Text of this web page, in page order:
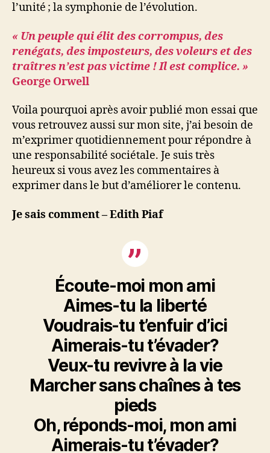
l’unité ; la symphonie de l’évolution.
« Un peuple qui élit des corrompus, des
renégats, des imposteurs, des voleurs et des
traîtres n’est pas victime ! Il est complice. »
George Orwell
Voila pourquoi après avoir publié mon essai que
vous retrouvez aussi sur mon site, j’ai besoin de
m’exprimer quotidiennement pour répondre à
une responsabilité sociétale. Je suis très
heureux si vous avez les commentaires à
exprimer dans le but d’améliorer le contenu.
Je sais comment – Edith Piaf
Écoute-moi mon ami
Aimes-tu la liberté
Voudrais-tu t’enfuir d’ici
Aimerais-tu t’évader?
Veux-tu revivre à la vie
Marcher sans chaînes à tes
pieds
Oh, réponds-moi, mon ami
Aimerais-tu t’évader?